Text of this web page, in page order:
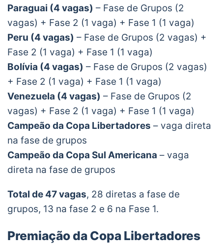
Paraguai (4 vagas) – Fase de Grupos (2
vagas) + Fase 2 (1 vaga) + Fase 1 (1 vaga)
Peru (4 vagas) – Fase de Grupos (2 vagas) +
Fase 2 (1 vaga) + Fase 1 (1 vaga)
Bolívia (4 vagas) – Fase de Grupos (2 vagas)
+ Fase 2 (1 vaga) + Fase 1 (1 vaga)
Venezuela (4 vagas) – Fase de Grupos (2
vagas) + Fase 2 (1 vaga) + Fase 1 (1 vaga)
Campeão da Copa Libertadores – vaga direta
na fase de grupos
Campeão da Copa Sul Americana – vaga
direta na fase de grupos
Total de 47 vagas, 28 diretas a fase de
grupos, 13 na fase 2 e 6 na Fase 1.
Premiação da Copa Libertadores